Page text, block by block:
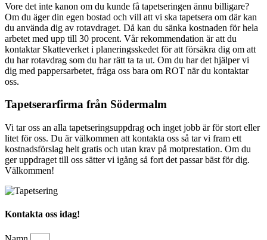
Vore det inte kanon om du kunde få tapetseringen ännu billigare?
Om du äger din egen bostad och vill att vi ska tapetsera om där kan
du använda dig av rotavdraget. Då kan du sänka kostnaden för hela
arbetet med upp till 30 procent. Vår rekommendation är att du
kontaktar Skatteverket i planeringsskedet för att försäkra dig om att
du har rotavdrag som du har rätt ta ta ut. Om du har det hjälper vi
dig med pappersarbetet, fråga oss bara om ROT när du kontaktar
oss.
Tapetserarfirma från Södermalm
Vi tar oss an alla tapetseringsuppdrag och inget jobb är för stort eller
litet för oss. Du är välkommen att kontakta oss så tar vi fram ett
kostnadsförslag helt gratis och utan krav på motprestation. Om du
ger uppdraget till oss sätter vi igång så fort det passar bäst för dig.
Välkommen!
Kontakta oss idag!